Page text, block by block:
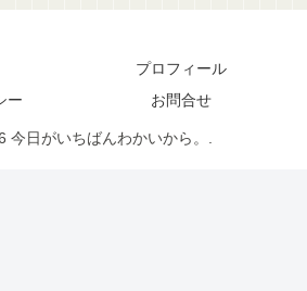
プロフィール
ー
お問合せ
今日がいちばんわかいから。.